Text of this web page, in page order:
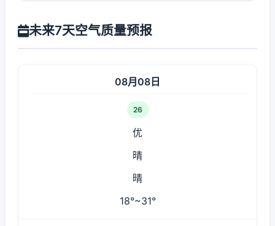
未来7天空气质量预报
08月08日
26
优
晴
晴
18°~31°